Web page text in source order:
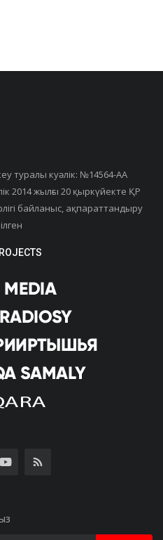
туралы куәлік: №14564-АА
2014 жылғы 20 қыркүйекте ҚР
байланыс, ақпараттандыру